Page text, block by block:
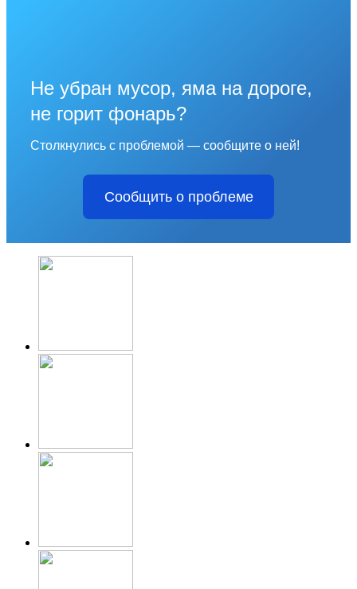
Не убран мусор, яма на дороге,
не горит фонарь?
Столкнулись с проблемой — сообщите о ней!
Сообщить о проблеме